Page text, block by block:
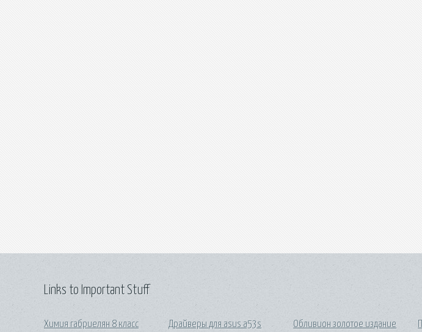
Links to Important Stuff
Химия габриелян 8 класс Драйверы для asus a53s Обливион золотое издание